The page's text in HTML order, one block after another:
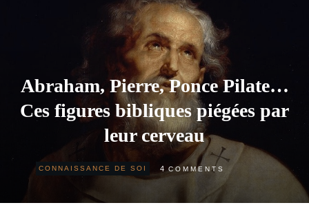
Abraham, Pierre, Ponce Pilate…
Ces figures bibliques piégées par
leur cerveau
CONNAISSANCE DE SOI 4 COMMENTS